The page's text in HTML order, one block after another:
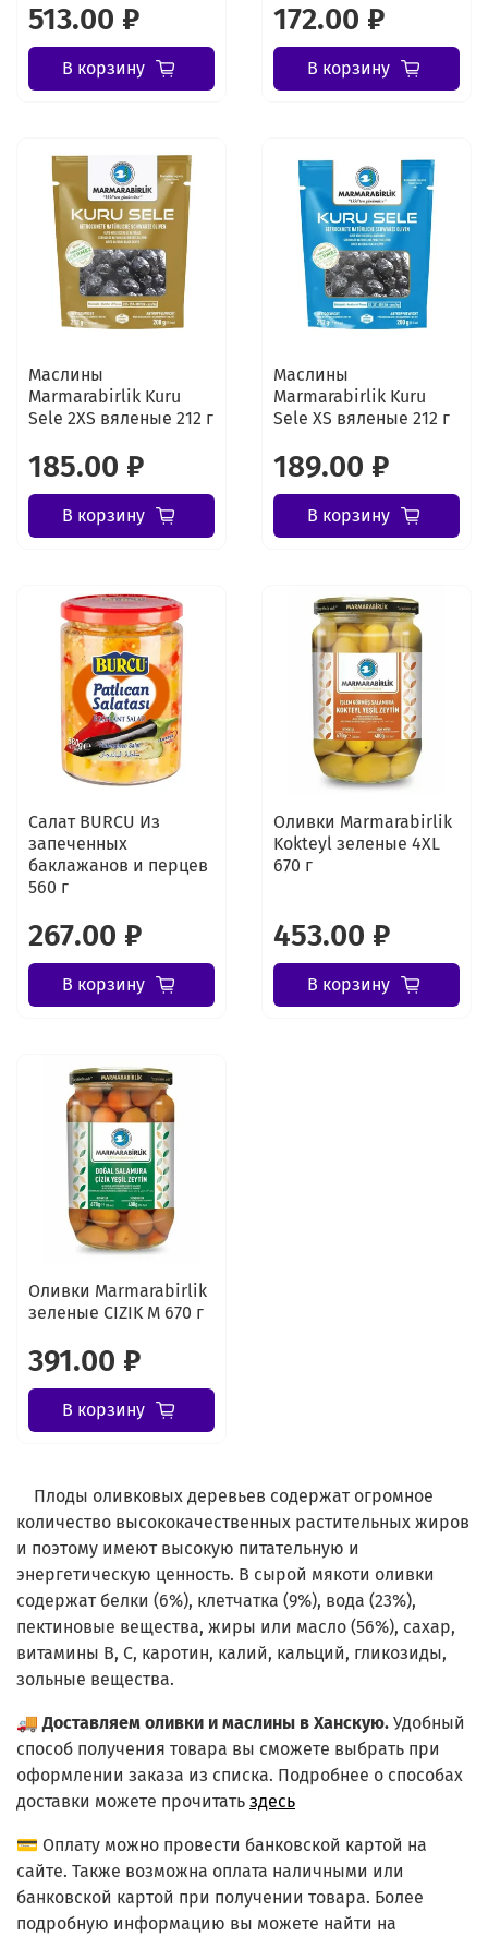
513.00 ₽
В корзину
172.00 ₽
В корзину
Маслины
Marmarabirlik Kuru
Sele 2XS вяленые 212 г
185.00 ₽
В корзину
Маслины
Marmarabirlik Kuru
Sele XS вяленые 212 г
189.00 ₽
В корзину
Салат BURCU Из
запеченных
баклажанов и перцев
560 г
267.00 ₽
В корзину
Оливки Marmarabirlik
Kokteyl зеленые 4XL
670 г
453.00 ₽
В корзину
Оливки Marmarabirlik
зеленые CIZIK M 670 г
391.00 ₽
В корзину
Плоды оливковых деревьев содержат огромное
количество высококачественных растительных жиров
и поэтому имеют высокую питательную и
энергетическую ценность. В сырой мякоти оливки
содержат белки (6%), клетчатка (9%), вода (23%),
пектиновые вещества, жиры или масло (56%), сахар,
витамины В, С, каротин, калий, кальций, гликозиды,
зольные вещества.
🚚Доставляем оливки и маслины в Ханскую. Удобный
способ получения товара вы сможете выбрать при
оформлении заказа из списка. Подробнее о способах
доставки можете прочитать здесь
💳 Оплату можно провести банковской картой на
сайте. Также возможна оплата наличными или
банковской картой при получении товара. Более
подробную информацию вы можете найти на